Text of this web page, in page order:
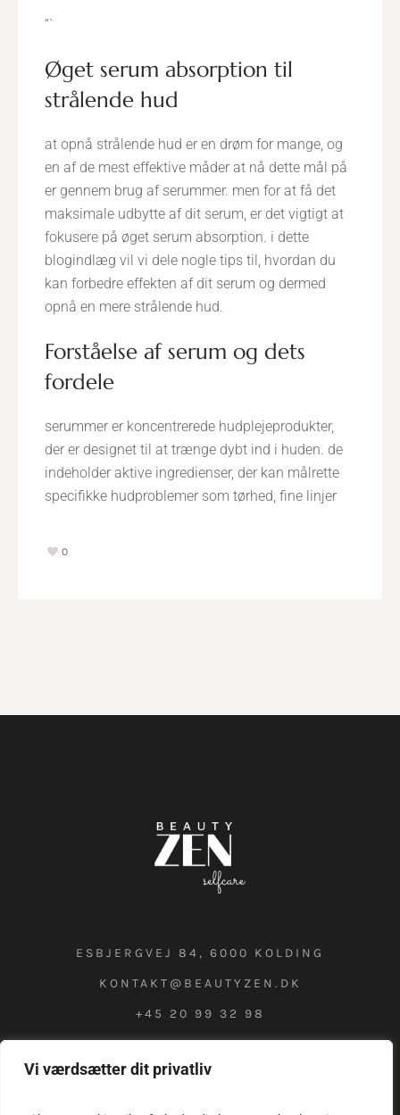
Vi værdsætter dit privatliv
“`
øget serum absorption til
strålende hud
at opnå strålende hud er en drøm for mange, og
en af de mest effektive måder at nå dette mål på
er gennem brug af serummer. men for at få det
maksimale udbytte af dit serum, er det vigtigt at
fokusere på øget serum absorption. i dette
blogindlæg vil vi dele nogle tips til, hvordan du
kan forbedre effekten af dit serum og dermed
opnå en mere strålende hud.
forståelse af serum og dets
fordele
serummer er koncentrerede hudplejeprodukter,
der er designet til at trænge dybt ind i huden. de
indeholder aktive ingredienser, der kan målrette
specifikke hudproblemer som tørhed, fine linjer
0
ESBJERGVEJ 84, 6000 KOLDING
KONTAKT@BEAUTYZEN.DK
+45 20 99 32 98
COOKIE & PRIVATLIVSPOLITIK